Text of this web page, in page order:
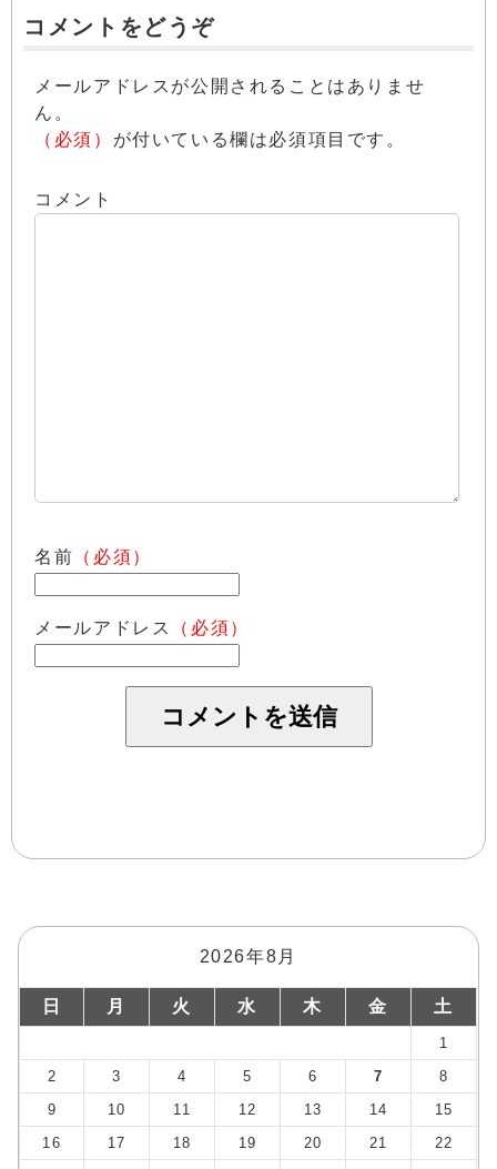
コメントをどうぞ
メールアドレスが公開されることはありませ
ん。
（必須） が付いている欄は必須項目です。
コメント
名前 （必須）
メールアドレス （必須）
2026年8月
日 月 火 水 木 金 土
1
2
3 4 5 6 7
8
9
10 11 12 13 14
15
16
17 18 19 20 21
22